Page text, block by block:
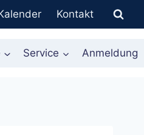
Kontakt
Service Anmeldung